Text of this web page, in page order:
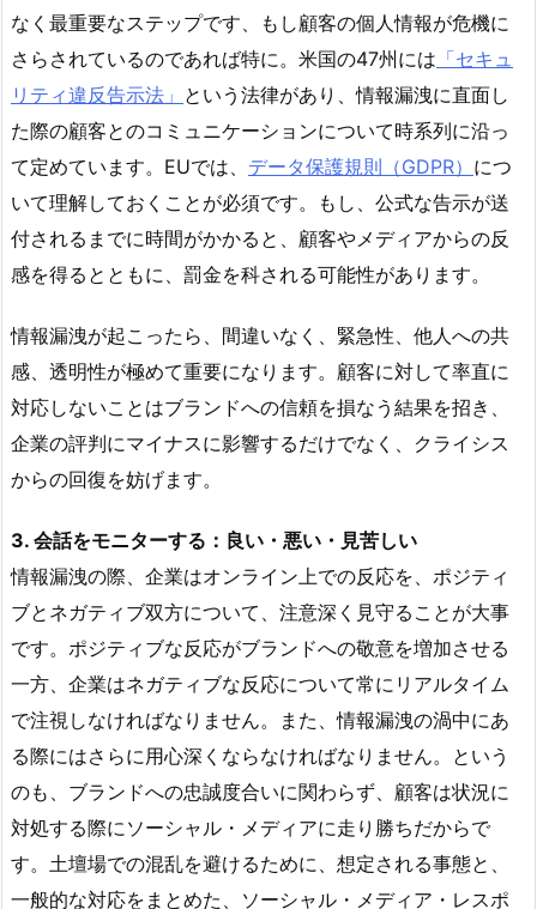
なく最重要なステップです、もし顧客の個人情報が危機に
さらされているのであれば特に。米国の47州には 「セキュ
リティ違反告示法」 という法律があり、情報漏洩に直面し
た際の顧客とのコミュニケーションについて時系列に沿っ
て定めています。EUでは、 データ保護規則（GDPR） につ
いて理解しておくことが必須です。もし、公式な告示が送
付されるまでに時間がかかると、顧客やメディアからの反
感を得るとともに、罰金を科される可能性があります。
情報漏洩が起こったら、間違いなく、緊急性、他人への共
感、透明性が極めて重要になります。顧客に対して率直に
対応しないことはブランドへの信頼を損なう結果を招き、
企業の評判にマイナスに影響するだけでなく、クライシス
からの回復を妨げます。
3. 会話をモニターする：良い・悪い・見苦しい
情報漏洩の際、企業はオンライン上での反応を、ポジティ
ブとネガティブ双方について、注意深く見守ることが大事
です。ポジティブな反応がブランドへの敬意を増加させる
一方、企業はネガティブな反応について常にリアルタイム
で注視しなければなりません。また、情報漏洩の渦中にあ
る際にはさらに用心深くならなければなりません。という
のも、ブランドへの忠誠度合いに関わらず、顧客は状況に
対処する際にソーシャル・メディアに走り勝ちだからで
す。土壇場での混乱を避けるために、想定される事態と、
一般的な対応をまとめた、ソーシャル・メディア・レスポ